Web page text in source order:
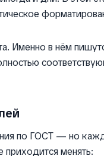
Именно в нём
по ГОСТ — но
приходится менять: